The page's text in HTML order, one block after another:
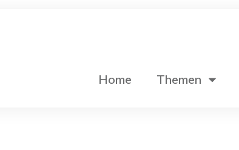
Home Themen